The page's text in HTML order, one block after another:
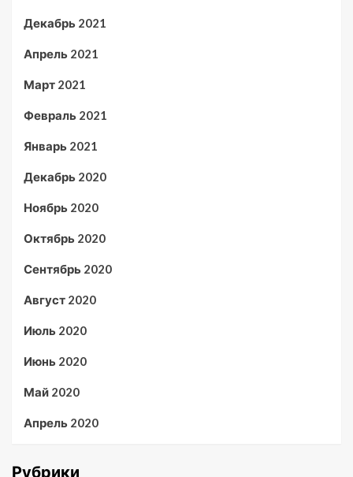
Декабрь 2021
Апрель 2021
Март 2021
Февраль 2021
Январь 2021
Декабрь 2020
Ноябрь 2020
Октябрь 2020
Сентябрь 2020
Август 2020
Июль 2020
Июнь 2020
Май 2020
Апрель 2020
Рубрики